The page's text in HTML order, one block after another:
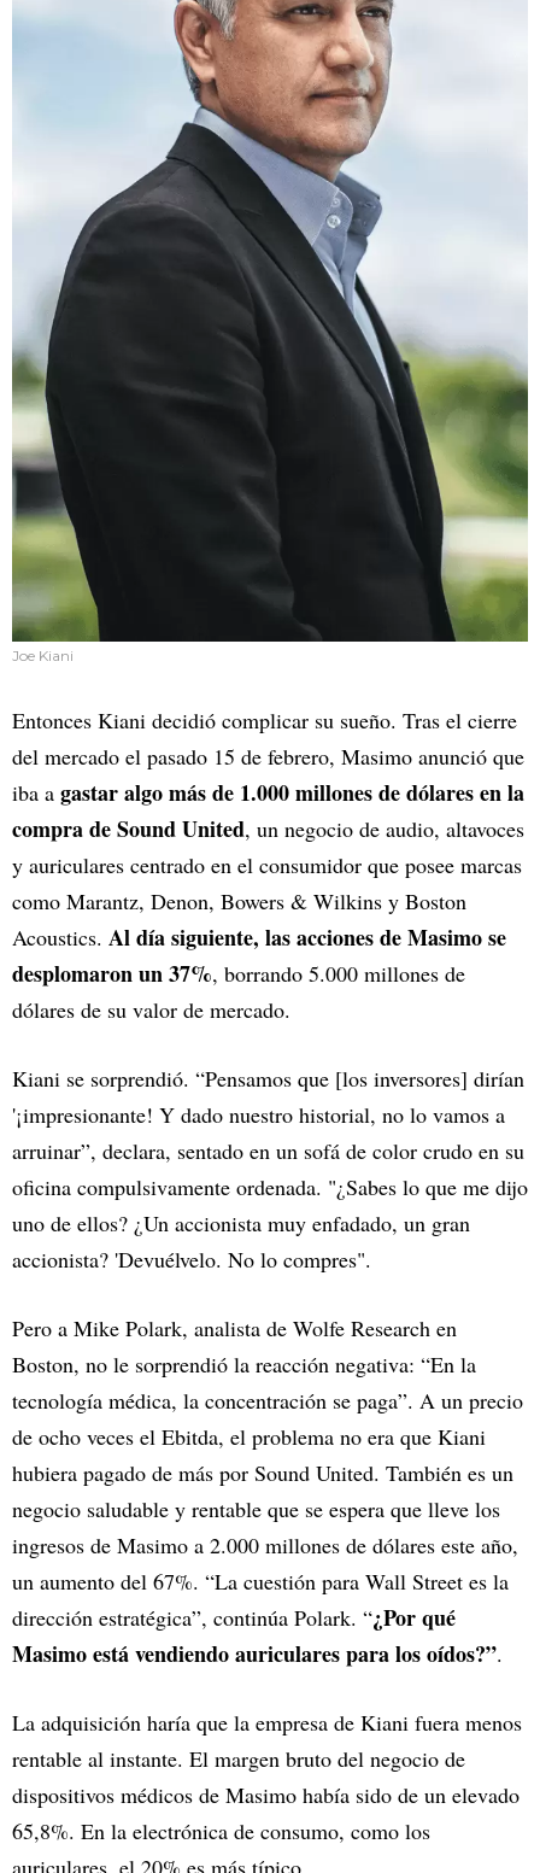
Joe Kiani
Entonces Kiani decidió complicar su sueño. Tras el cierre
del mercado el pasado 15 de febrero, Masimo anunció que
iba a gastar algo más de 1.000 millones de dólares en la
compra de Sound United, un negocio de audio, altavoces
y auriculares centrado en el consumidor que posee marcas
como Marantz, Denon, Bowers & Wilkins y Boston
Acoustics. Al día siguiente, las acciones de Masimo se
desplomaron un 37%, borrando 5.000 millones de
dólares de su valor de mercado.
Kiani se sorprendió. “Pensamos que [los inversores] dirían
'¡impresionante! Y dado nuestro historial, no lo vamos a
arruinar”, declara, sentado en un sofá de color crudo en su
oficina compulsivamente ordenada. "¿Sabes lo que me dijo
uno de ellos? ¿Un accionista muy enfadado, un gran
accionista? 'Devuélvelo. No lo compres".
Pero a Mike Polark, analista de Wolfe Research en
Boston, no le sorprendió la reacción negativa: “En la
tecnología médica, la concentración se paga”. A un precio
de ocho veces el Ebitda, el problema no era que Kiani
hubiera pagado de más por Sound United. También es un
negocio saludable y rentable que se espera que lleve los
ingresos de Masimo a 2.000 millones de dólares este año,
un aumento del 67%. “La cuestión para Wall Street es la
dirección estratégica”, continúa Polark. “¿Por qué
Masimo está vendiendo auriculares para los oídos?”.
La adquisición haría que la empresa de Kiani fuera menos
rentable al instante. El margen bruto del negocio de
dispositivos médicos de Masimo había sido de un elevado
65,8%. En la electrónica de consumo, como los
auriculares, el 20% es más típico.